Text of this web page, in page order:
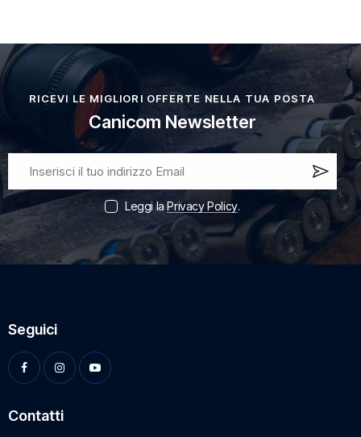
RICEVI LE MIGLIORI OFFERTE NELLA TUA POSTA
Canicom Newsletter
Iscri
vi
ora!
Leggi laPrivacy Policy.
Seguici
Contatti